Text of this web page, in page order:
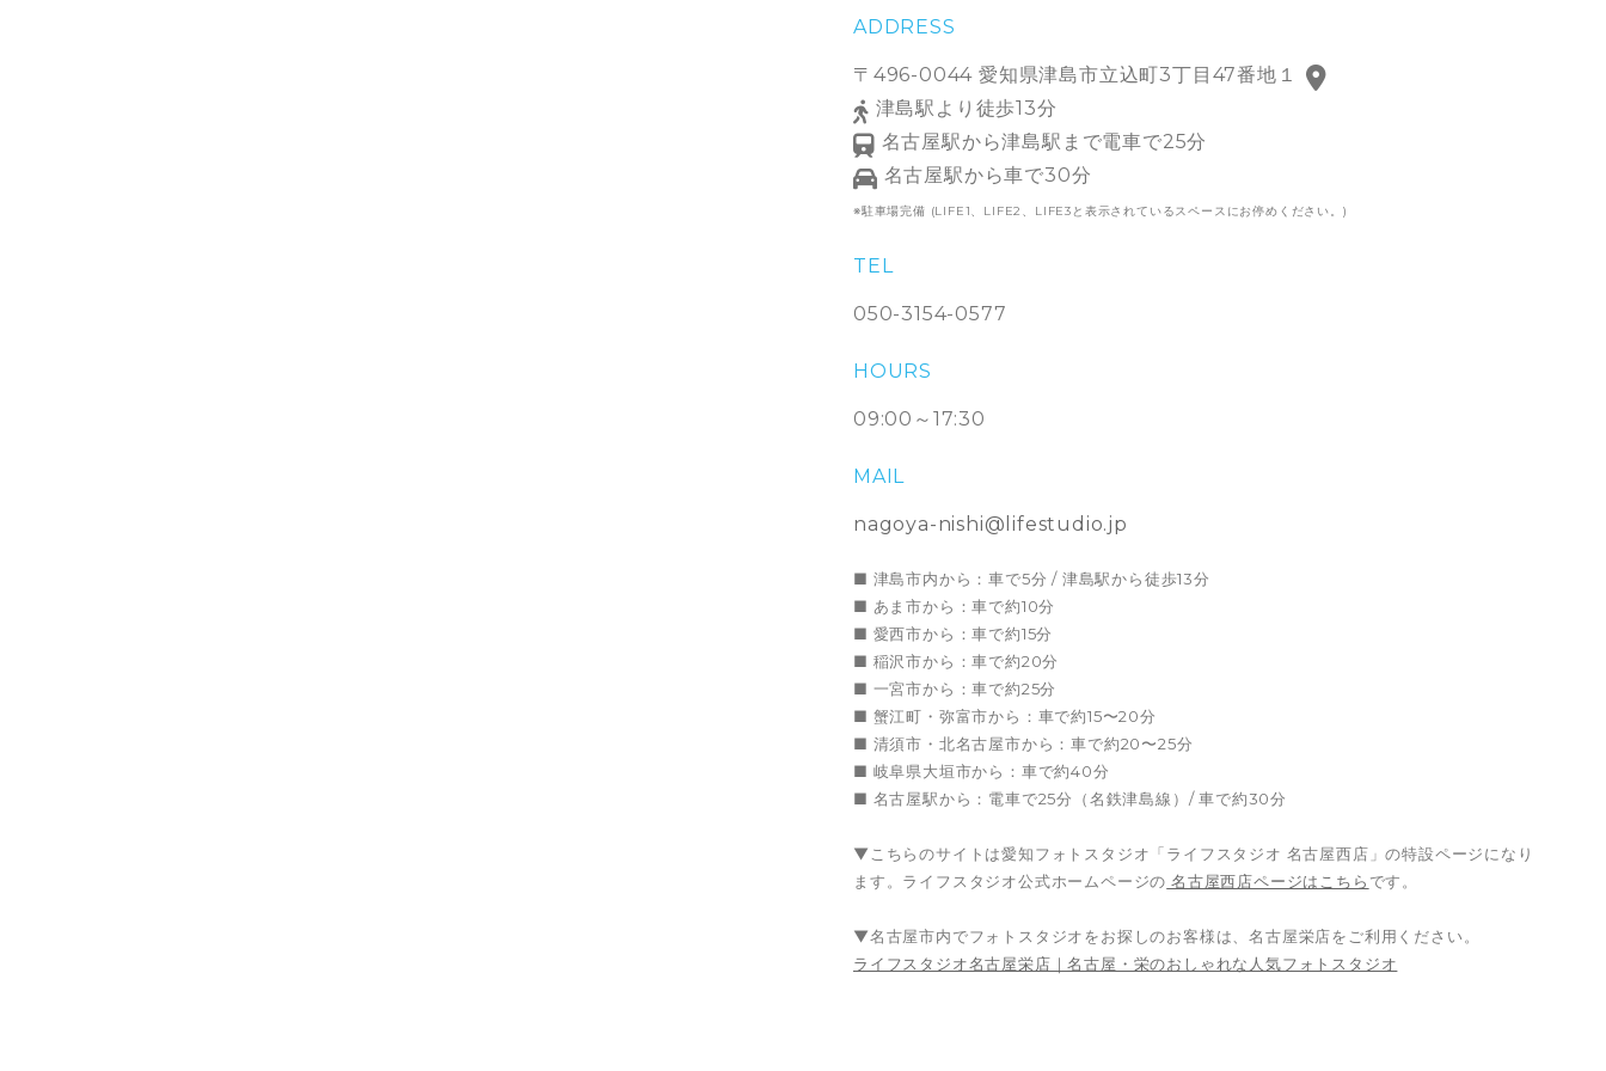
ADDRESS
〒496-0044 愛知県津島市立込町3丁目47番地１
津島駅より徒歩13分
名古屋駅から津島駅まで電車で25分
名古屋駅から車で30分
※駐車場完備 (LIFE1、LIFE2、LIFE3と表示されているスペースにお停めください。)
TEL
050-3154-0577
HOURS
09:00～17:30
MAIL
nagoya-nishi@lifestudio.jp
■ 津島市内から：車で5分 / 津島駅から徒歩13分
■ あま市から：車で約10分
■ 愛西市から：車で約15分
■ 稲沢市から：車で約20分
■ 一宮市から：車で約25分
■ 蟹江町・弥富市から：車で約15〜20分
■ 清須市・北名古屋市から：車で約20〜25分
■ 岐阜県大垣市から：車で約40分
■ 名古屋駅から：電車で25分（名鉄津島線）/ 車で約30分
▼こちらのサイトは愛知フォトスタジオ「ライフスタジオ 名古屋西店」の特設ページになり
ます。ライフスタジオ公式ホームページの 名古屋西店ページはこちら です。
▼名古屋市内でフォトスタジオをお探しのお客様は、名古屋栄店をご利用ください。
ライフスタジオ名古屋栄店｜名古屋・栄のおしゃれな人気フォトスタジオ